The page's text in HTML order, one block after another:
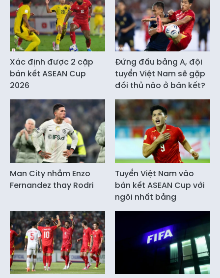
Xác định được 2 cặp
bán kết ASEAN Cup
2026
Đứng đầu bảng A, đội
tuyển Việt Nam sẽ gặp
đối thủ nào ở bán kết?
Man City nhắm Enzo
Fernandez thay Rodri
Tuyển Việt Nam vào
bán kết ASEAN Cup với
ngôi nhất bảng